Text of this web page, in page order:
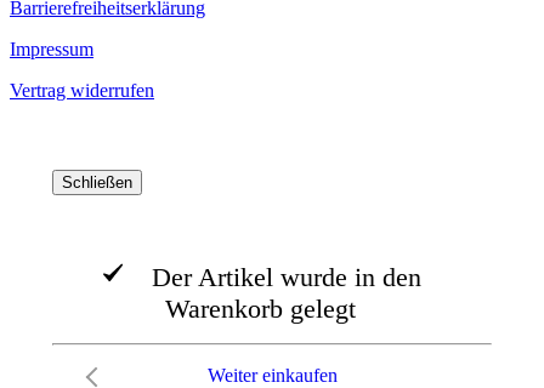
Barrierefreiheitserklärung
Impressum
Vertrag widerrufen
Schließen
Der Artikel wurde in den
Warenkorb gelegt
Weiter einkaufen